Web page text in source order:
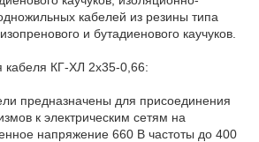
кабелей из резины типа
и бутадиенового каучуков.
кабеля КГ-ХЛ 2х35-0,66:
предназначены для присоединения
к электрическим сетям на
напряжение 660 В частоты до 400